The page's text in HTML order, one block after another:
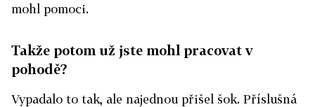
mohl pomoci.
Takže potom už jste mohl pracovat v
pohodě?
Vypadalo to tak, ale najednou přišel šok. Příslušná